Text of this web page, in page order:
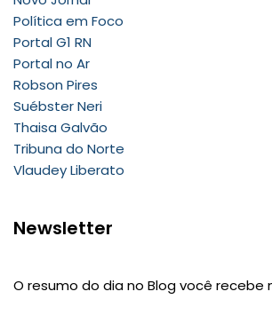
Política em Foco
Portal G1 RN
Portal no Ar
Robson Pires
Suébster Neri
Thaisa Galvão
Tribuna do Norte
Vlaudey Liberato
Newsletter
O resumo do dia no Blog você recebe